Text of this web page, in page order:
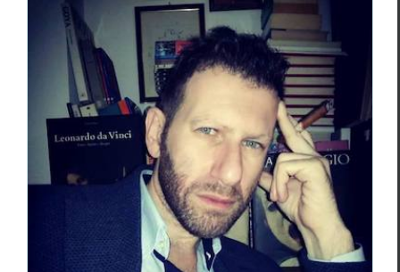
Mario Fresa : extraits d’ alluminio
Damien Zalio Essais & Chroniques Mario Fre­sa